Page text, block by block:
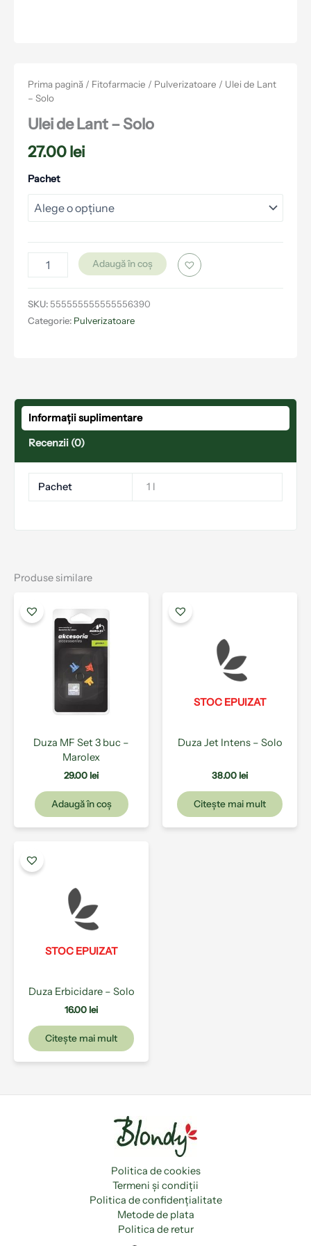
Prima pagină / Fitofarmacie / Pulverizatoare / Ulei de Lant
– Solo
Ulei de Lant – Solo
27.00lei
Pachet
Adaugă în coș
SKU:555555555555556390
Categorie: Pulverizatoare
Informații suplimentare
Recenzii (0)
Pachet 1 l
Produse similare
Duza MF Set 3 buc –
Marolex
29.00 lei
Adaugă în coș
STOC EPUIZAT
Duza Jet Intens – Solo
38.00 lei
Citește mai mult
STOC EPUIZAT
Duza Erbicidare – Solo
16.00 lei
Citește mai mult
Politica de cookies
Termeni și condiții
Politica de confidențialitate
Metode de plata
Politica de retur